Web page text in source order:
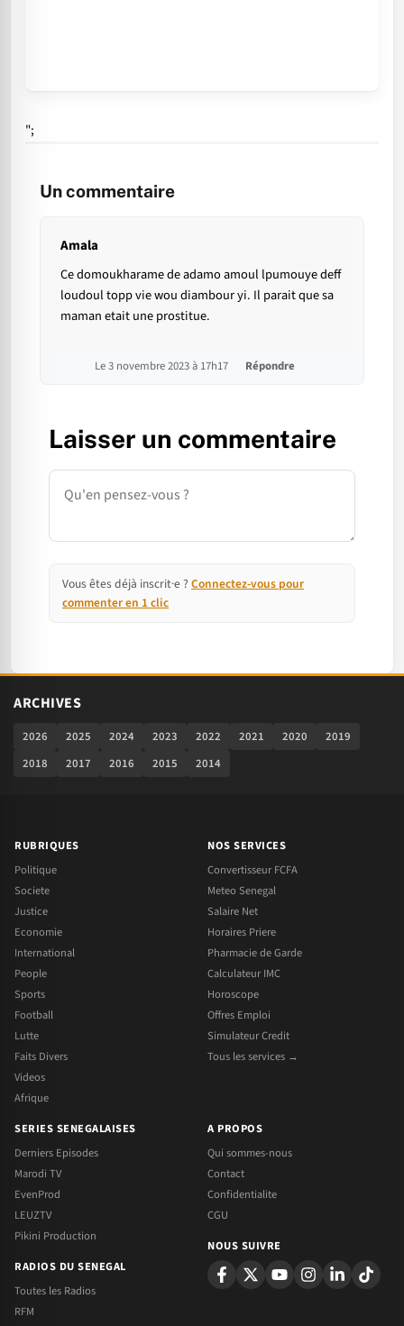
";
Un commentaire
Amala
Ce domoukharame de adamo amoul lpumouye deff
loudoul topp vie wou diambour yi. Il parait que sa
maman etait une prostitue.
Le 3 novembre 2023 à 17h17 Répondre
Laisser un commentaire
Commentaire
Vous êtes déjà inscrit·e ? Connectez-vous pour
commenter en 1 clic
ARCHIVES
2026 2025 2024 2023 2022 2021 2020
2019
2018
2017 2016 2015 2014
RUBRIQUES
Politique
Societe
Justice
Economie
International
People
Sports
Football
Lutte
Faits Divers
Videos
Afrique
NOS SERVICES
Convertisseur FCFA
Meteo Senegal
Salaire Net
Horaires Priere
Pharmacie de Garde
Calculateur IMC
Horoscope
Offres Emploi
Simulateur Credit
Tous les services →
SERIES SENEGALAISES
Derniers Episodes
Marodi TV
EvenProd
LEUZTV
Pikini Production
RADIOS DU SENEGAL
Toutes les Radios
RFM
A PROPOS
Qui sommes-nous
Contact
Confidentialite
CGU
NOUS SUIVRE